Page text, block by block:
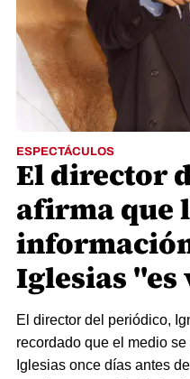
ESPECTÁCULOS
El director
afirma que
Iglesias "es
El director del periódico,
recordado que el medio
Iglesias once días antes